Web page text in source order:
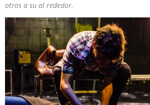
otros a su al rededor.